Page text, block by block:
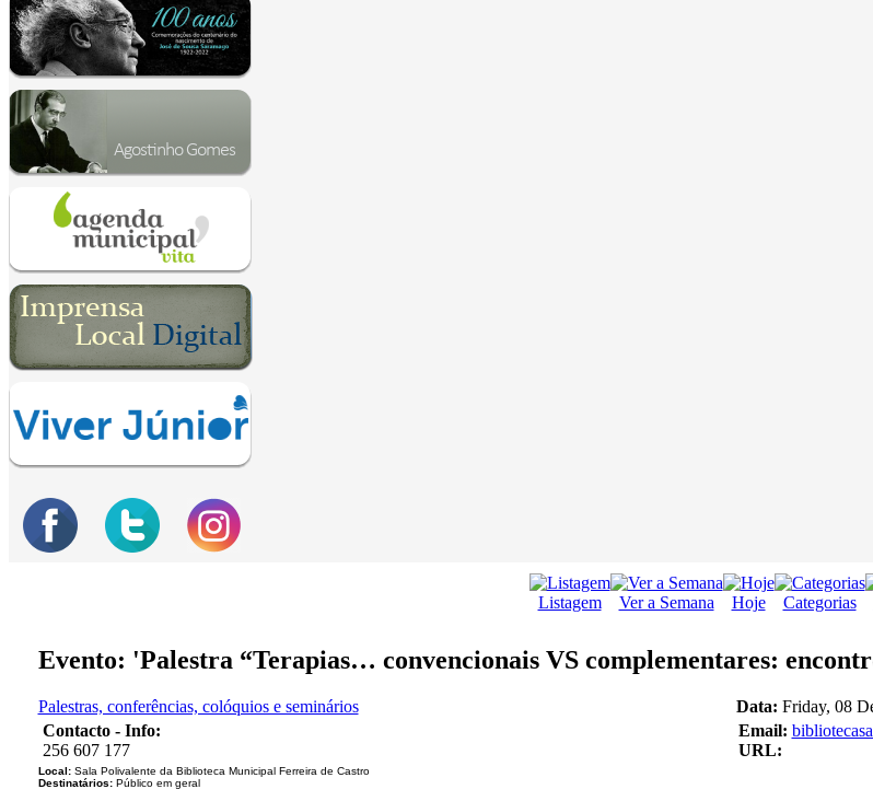
Listagem Ver a Semana Hoje Categorias
Evento: 'Palestra “Terapias… convencionais VS complementares:
Palestras, conferências, colóquios e seminários Data: Friday, 08
Contacto - Info:
256 607 177
Email:
URL:
Local: Sala Polivalente da Biblioteca Municipal Ferreira de Castro
Destinatários: Público em geral